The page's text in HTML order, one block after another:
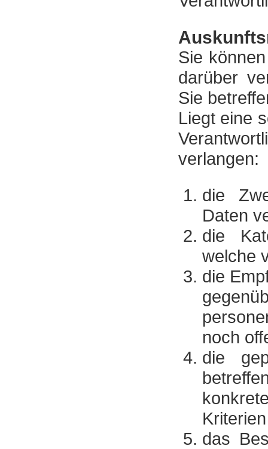
Sie
darüber
Sie
Liegt eine
verlangen:
die
Daten
die
welche
die
noch
die
das